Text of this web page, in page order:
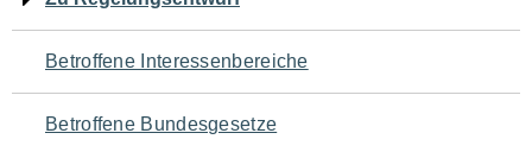
Seiteninhalt
Betroffene Interessenbereiche
Betroffene Bundesgesetze